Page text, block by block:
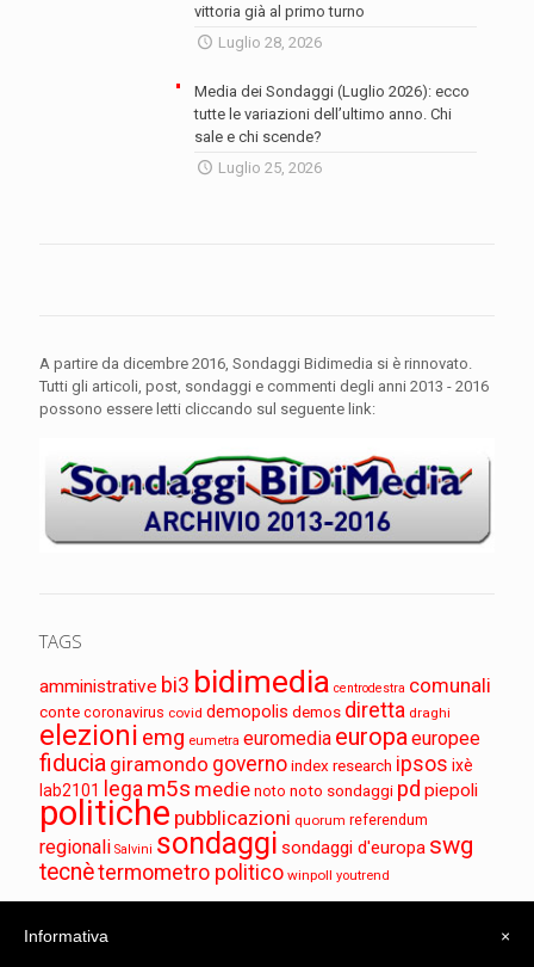
vittoria già al primo turno
Luglio 28, 2026
Media dei Sondaggi (Luglio 2026): ecco
tutte le variazioni dell’ultimo anno. Chi
sale e chi scende?
Luglio 25, 2026
A partire da dicembre 2016, Sondaggi Bidimedia si è rinnovato.
Tutti gli articoli, post, sondaggi e commenti degli anni 2013 - 2016
possono essere letti cliccando sul seguente link:
TAGS
amministrative bi3 bidimedia centrodestra comunali
conte coronavirus covid demopolis demos diretta draghi
elezioni emg eumetra euromedia europaeuropee
fiducia giramondo governoindex research ipsos ixè
lab2101
lega m5s medie noto noto sondaggi pd piepoli
politiche pubblicazioni quorum referendum
regionali Salvini sondaggi sondaggi d'europa swg
tecnètermometro politico winpoll youtrend
×
Informativa